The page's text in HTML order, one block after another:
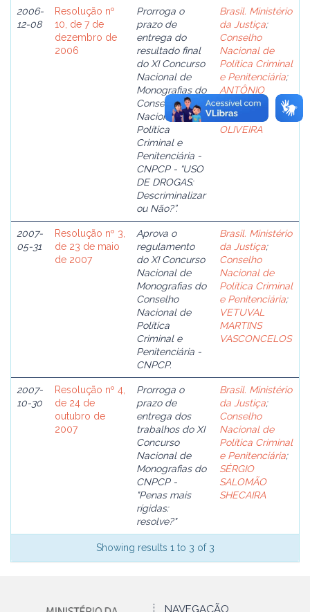
2006-
12-08
Resolução nº
10, de 7 de
dezembro de
2006
Prorroga o
prazo de
entrega do
resultado final
do XI Concurso
Nacional de
Monografias do
Conselho
Nacional de
Política
Criminal e
Penitenciária -
CNPCP - “USO
DE DROGAS:
Descriminalizar
ou Não?”.
Brasil. Ministério
da Justiça;
Conselho
Nacional de
Política Criminal
e Penitenciária;
ANTÔNIO
CLÁUDIO
MARIZ DE
OLIVEIRA
2007-
05-31
Resolução nº 3,
de 23 de maio
de 2007
Aprova o
regulamento
do XI Concurso
Nacional de
Monografias do
Conselho
Nacional de
Política
Criminal e
Penitenciária -
CNPCP.
Brasil. Ministério
da Justiça;
Conselho
Nacional de
Política Criminal
e Penitenciária;
VETUVAL
MARTINS
VASCONCELOS
2007-
10-30
Resolução nº 4,
de 24 de
outubro de
2007
Prorroga o
prazo de
entrega dos
trabalhos do XI
Concurso
Nacional de
Monografias do
CNPCP -
"Penas mais
rígidas:
resolve?"
Brasil. Ministério
da Justiça;
Conselho
Nacional de
Política Criminal
e Penitenciária;
SÉRGIO
SALOMÃO
SHECAIRA
Showing results 1 to 3 of 3
NAVEGAÇÃO